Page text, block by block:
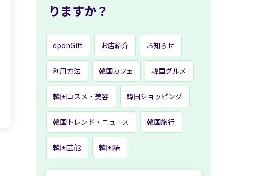
りますか？
dponGift お店紹介 お知らせ
利用方法 韓国カフェ 韓国グルメ
韓国コスメ・美容 韓国ショッピング
韓国トレンド・ニュース 韓国旅行
韓国芸能 韓国語